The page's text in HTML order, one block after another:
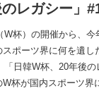
のレガシー
杯）の開催から、
ポーツ界に何を遺
「日韓W杯、20年後
杯が国内スポーツ界